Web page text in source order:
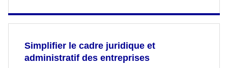
Simplifier le cadre juridique et
administratif des entreprises